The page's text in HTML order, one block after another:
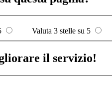
Valuta 3 stelle su 5
il servizio!